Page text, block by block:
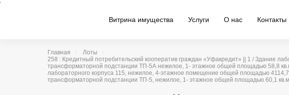
Витрина имущества Услуги О нас Контакты
Главная
Лоты
258 : Кредитный потребительский кооператив граждан «Уфакредит» || 1 / Здание
трансформаторной подстанции ТП-5А нежилое, 1- этажное общей площадью 58,8
лабораторного корпуса 115, нежилое, 4-этажное помещение общей площадью
трансформаторной подстанции ТП-5, нежилое, 1- этажное общей площадью 60,1